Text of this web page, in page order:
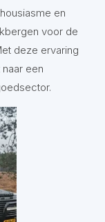
en
voor de
deze ervaring
een